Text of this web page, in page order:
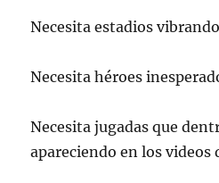
Necesita estadios
Necesita héroes
Necesita jugadas que
apareciendo en los videos